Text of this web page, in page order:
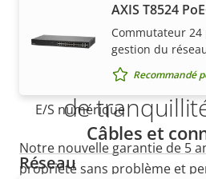
Connecteurs en série
AXIS Camera Application
E/S numérique
Réseau
AXIS T8524
Commutateur
gestion du
Recommandé
Câbles et
5 ans de
de
Notre nouvelle garantie de 5
propriété sans problème et